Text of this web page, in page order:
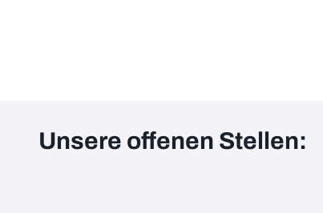
Unsere offenen Stellen: